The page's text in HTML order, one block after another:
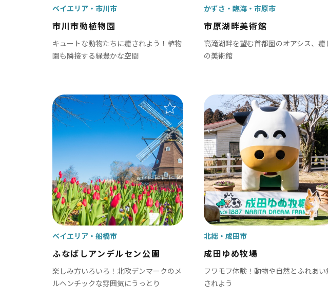
ベイエリア
千葉市
市川市
船橋市
習志野市
八千代市
浦安市
四街道市
東葛飾
松戸市
野田市
柏市
流山市
我孫子市
鎌ケ谷市
市川市動植物園
キュートな動物たちに癒されよう！植物
園も隣接する緑豊かな空間
ベイエリア 市川市
市原湖畔美術館
高滝湖畔を望む首都圏のオアシス、癒
の美術館
かずさ・臨海 市原市
ふなばしアンデルセン公園
楽しみ方いろいろ！北欧デンマークのメ
ルヘンチックな雰囲気にうっとり
ベイエリア 船橋市
成田ゆめ牧場
フワモフ体験！動物や自然とふれあい
されよう
北総 成田市